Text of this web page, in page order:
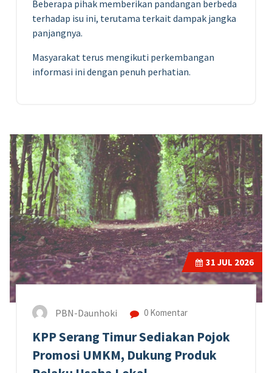
Beberapa pihak memberikan pandangan berbeda
terhadap isu ini, terutama terkait dampak jangka
panjangnya.
Masyarakat terus mengikuti perkembangan
informasi ini dengan penuh perhatian.
31 JUL 2026
PBN-Daunhoki 0 Komentar
KPP Serang Timur Sediakan Pojok
Promosi UMKM, Dukung Produk